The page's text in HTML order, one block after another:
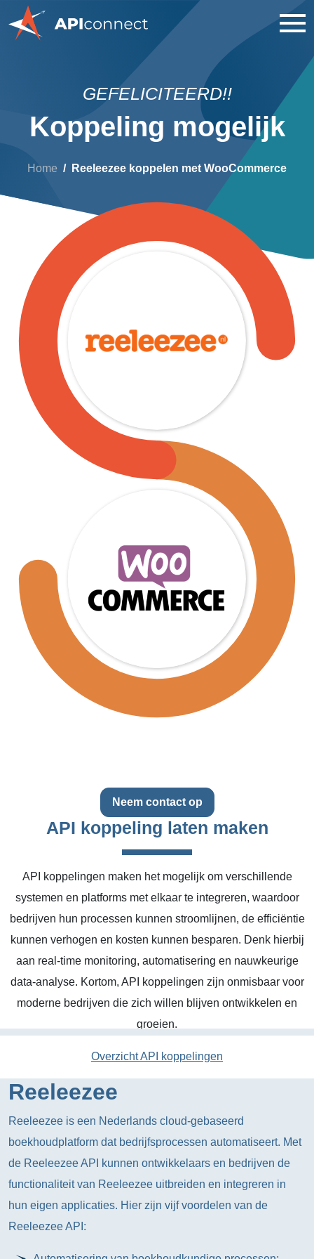
GEFELICITEERD!!
Koppeling mogelijk
Home Reeleezee koppelen met WooCommerce
Neem contact op
API koppeling laten maken
API koppelingen maken het mogelijk om verschillende
systemen en platforms met elkaar te integreren, waardoor
bedrijven hun processen kunnen stroomlijnen, de efficiëntie
kunnen verhogen en kosten kunnen besparen. Denk hierbij
aan real-time monitoring, automatisering en nauwkeurige
data-analyse. Kortom, API koppelingen zijn onmisbaar voor
moderne bedrijven die zich willen blijven ontwikkelen en
groeien.
Overzicht API koppelingen
Reeleezee
Reeleezee is een Nederlands cloud-gebaseerd
boekhoudplatform dat bedrijfsprocessen automatiseert. Met
de Reeleezee API kunnen ontwikkelaars en bedrijven de
functionaliteit van Reeleezee uitbreiden en integreren in
hun eigen applicaties. Hier zijn vijf voordelen van de
Reeleezee API: